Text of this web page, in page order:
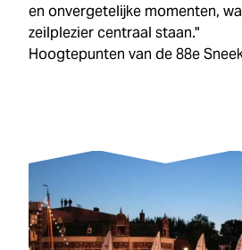
en onvergetelijke momenten,
zeilplezier centraal staan."
Hoogtepunten van de 88e